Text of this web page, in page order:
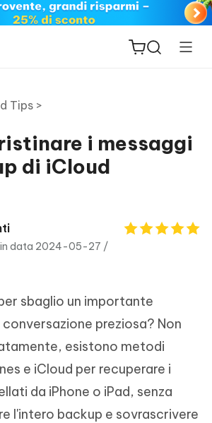
New
Tips >
i messaggi
di iCloud
in data 2024-05-27 /
sbaglio un importante
conversazione preziosa? Non
esistono metodi
e iCloud per recuperare i
da iPhone o iPad, senza
l'intero backup e sovrascrivere